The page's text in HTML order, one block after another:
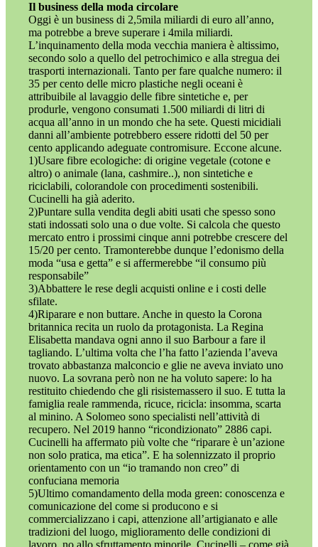
Il business della moda circolare
Oggi è un business di 2,5mila miliardi di euro all’anno,
ma potrebbe a breve superare i 4mila miliardi.
L’inquinamento della moda vecchia maniera è altissimo,
secondo solo a quello del petrochimico e alla stregua dei
trasporti internazionali. Tanto per fare qualche numero: il
35 per cento delle micro plastiche negli oceani è
attribuibile al lavaggio delle fibre sintetiche e, per
produrle, vengono consumati 1.500 miliardi di litri di
acqua all’anno in un mondo che ha sete. Questi micidiali
danni all’ambiente potrebbero essere ridotti del 50 per
cento applicando adeguate contromisure. Eccone alcune.
1)Usare fibre ecologiche: di origine vegetale (cotone e
altro) o animale (lana, cashmire..), non sintetiche e
riciclabili, colorandole con procedimenti sostenibili.
Cucinelli ha già aderito.
2)Puntare sulla vendita degli abiti usati che spesso sono
stati indossati solo una o due volte. Si calcola che questo
mercato entro i prossimi cinque anni potrebbe crescere del
15/20 per cento. Tramonterebbe dunque l’edonismo della
moda “usa e getta” e si affermerebbe “il consumo più
responsabile”
3)Abbattere le rese degli acquisti online e i costi delle
sfilate.
4)Riparare e non buttare. Anche in questo la Corona
britannica recita un ruolo da protagonista. La Regina
Elisabetta mandava ogni anno il suo Barbour a fare il
tagliando. L’ultima volta che l’ha fatto l’azienda l’aveva
trovato abbastanza malconcio e glie ne aveva inviato uno
nuovo. La sovrana però non ne ha voluto sapere: lo ha
restituito chiedendo che gli risistemassero il suo. E tutta la
famiglia reale rammenda, ricuce, ricicla: insomma, scarta
al minino. A Solomeo sono specialisti nell’attività di
recupero. Nel 2019 hanno “ricondizionato” 2886 capi.
Cucinelli ha affermato più volte che “riparare è un’azione
non solo pratica, ma etica”. E ha solennizzato il proprio
orientamento con un “io tramando non creo” di
confuciana memoria
5)Ultimo comandamento della moda green: conoscenza e
comunicazione del come si producono e si
commercializzano i capi, attenzione all’artigianato e alle
tradizioni del luogo, miglioramento delle condizioni di
lavoro, no allo sfruttamento minorile. Cucinelli – come già